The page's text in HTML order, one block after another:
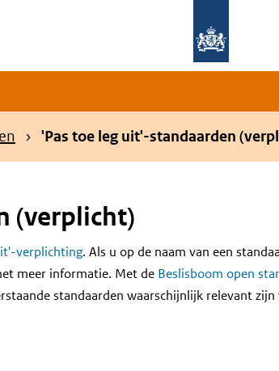
'Pas toe leg uit'-standaarden
(verplicht)
verplichting. Als u op de naam van een
meer informatie. Met de Beslisboom open
standaarden waarschijnlijk relevant